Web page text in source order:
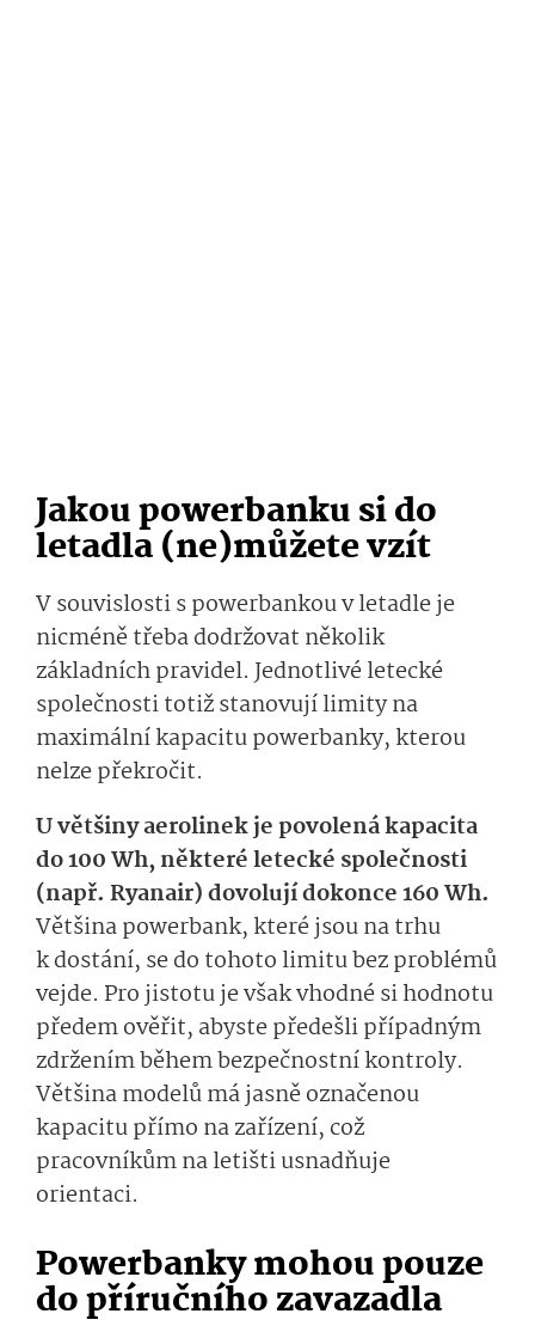
Jakou powerbanku si do
letadla (ne)můžete vzít
V souvislosti s powerbankou v letadle je
nicméně třeba dodržovat několik
základních pravidel. Jednotlivé letecké
společnosti totiž stanovují limity na
maximální kapacitu powerbanky, kterou
nelze překročit.
U většiny aerolinek je povolená kapacita
do 100 Wh, některé letecké společnosti
(např. Ryanair) dovolují dokonce 160 Wh.
Většina powerbank, které jsou na trhu
k dostání, se do tohoto limitu bez problémů
vejde. Pro jistotu je však vhodné si hodnotu
předem ověřit, abyste předešli případným
zdržením během bezpečnostní kontroly.
Většina modelů má jasně označenou
kapacitu přímo na zařízení, což
pracovníkům na letišti usnadňuje
orientaci.
Powerbanky mohou pouze
do příručního zavazadla